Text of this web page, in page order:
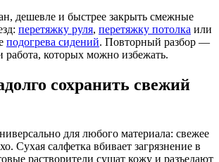
дешевле и быстрее закрыть смежные
перетяжку руля, перетяжку потолка или
подогрева сидений. Повторный разбор —
работа, которых можно избежать.
сохранить свежий
для любого материала: свежее
Сухая салфетка вбивает загрязнение в
растворители сушат кожу и разъедают